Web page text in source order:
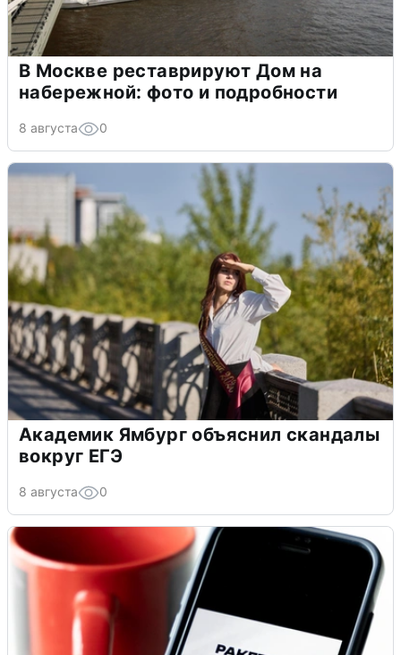
В Москве реставрируют Дом на
набережной: фото и подробности
8 августа 0
Академик Ямбург объяснил скандалы
вокруг ЕГЭ
8 августа 0